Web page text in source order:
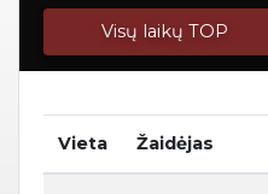
Visų laikų TOP
Vieta Žaidėjas